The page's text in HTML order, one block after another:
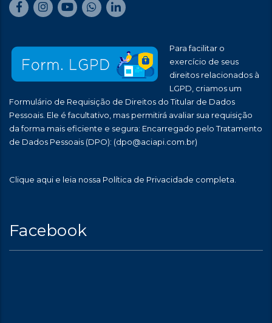
Para facilitar o
exercício de seus
direitos relacionados à
LGPD, criamos um
Formulário de Requisição de Direitos do Titular de Dados
Pessoais. Ele é facultativo, mas permitirá avaliar sua requisição
da forma mais eficiente e segura: Encarregado pelo Tratamento
de Dados Pessoais (DPO): (dpo@aciapi.com.br)
Clique aqui e leia nossa Política de Privacidade completa.
Facebook